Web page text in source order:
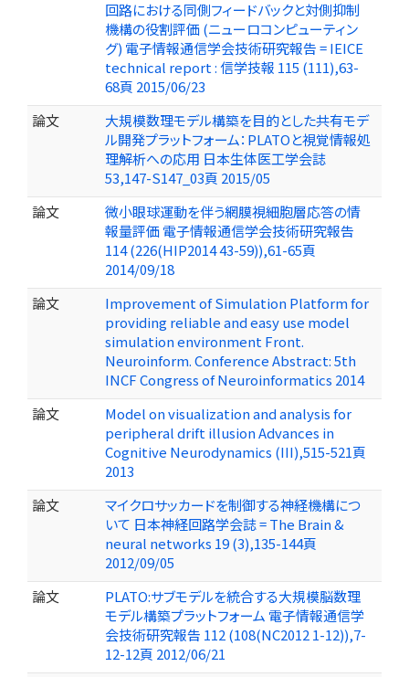
回路における同側フィードバックと対側抑制
機構の役割評価 (ニューロコンピューティン
グ) 電子情報通信学会技術研究報告 = IEICE
technical report : 信学技報 115 (111),63-
68頁 2015/06/23
論文
大規模数理モデル構築を目的とした共有モデ
ル開発プラットフォーム：PLATOと視覚情報処
理解析への応用 日本生体医工学会誌
53,147-S147_03頁 2015/05
論文
微小眼球運動を伴う網膜視細胞層応答の情
報量評価 電子情報通信学会技術研究報告
114 (226(HIP2014 43-59)),61-65頁
2014/09/18
論文
Improvement of Simulation Platform for
providing reliable and easy use model
simulation environment Front.
Neuroinform. Conference Abstract: 5th
INCF Congress of Neuroinformatics 2014
論文
Model on visualization and analysis for
peripheral drift illusion Advances in
Cognitive Neurodynamics (III),515-521頁
2013
論文
マイクロサッカードを制御する神経機構につ
いて 日本神経回路学会誌 = The Brain &
neural networks 19 (3),135-144頁
2012/09/05
論文
PLATO:サブモデルを統合する大規模脳数理
モデル構築プラットフォーム 電子情報通信学
会技術研究報告 112 (108(NC2012 1-12)),7-
12-12頁 2012/06/21